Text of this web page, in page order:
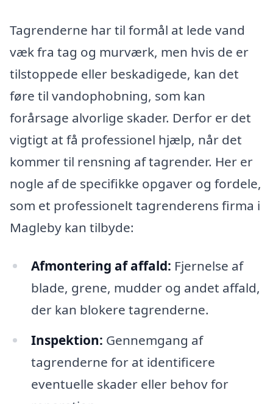
Tagrenderne har til formål at lede vand
væk fra tag og murværk, men hvis de er
tilstoppede eller beskadigede, kan det
føre til vandophobning, som kan
forårsage alvorlige skader. Derfor er det
vigtigt at få professionel hjælp, når det
kommer til rensning af tagrender. Her er
nogle af de specifikke opgaver og fordele,
som et professionelt tagrenderens firma i
Magleby kan tilbyde:
Afmontering af affald: Fjernelse af
blade, grene, mudder og andet affald,
der kan blokere tagrenderne.
Inspektion: Gennemgang af
tagrenderne for at identificere
eventuelle skader eller behov for